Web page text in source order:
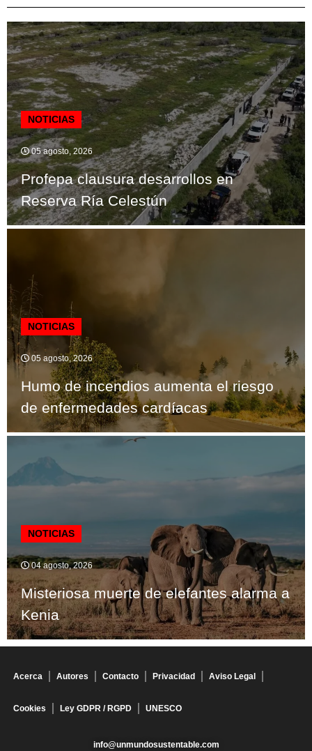
NOTICIAS
05 agosto, 2026
Profepa clausura desarrollos en
Reserva Ría Celestún
NOTICIAS
05 agosto, 2026
Humo de incendios aumenta el riesgo
de enfermedades cardíacas
NOTICIAS
04 agosto, 2026
Misteriosa muerte de elefantes alarma a
Kenia
Acerca Autores Contacto Privacidad Aviso Legal
Cookies Ley GDPR / RGPD UNESCO
info@unmundosustentable.com